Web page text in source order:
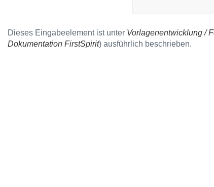
Dieses Eingabeelement ist unter Vorlagenentwicklung /
Dokumentation FirstSpirit) ausführlich beschrieben.